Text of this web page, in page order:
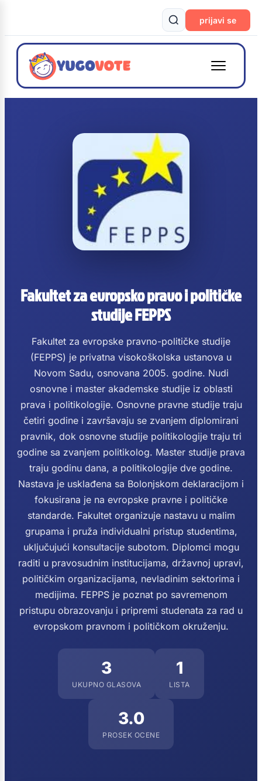
prijavi se
Fakultet za evropsko pravo i političke
studije FEPPS
Fakultet za evropske pravno-političke studije
(FEPPS) je privatna visokoškolska ustanova u
Novom Sadu, osnovana 2005. godine. Nudi
osnovne i master akademske studije iz oblasti
prava i politikologije. Osnovne pravne studije traju
četiri godine i završavaju se zvanjem diplomirani
pravnik, dok osnovne studije politikologije traju tri
godine sa zvanjem politikolog. Master studije prava
traju godinu dana, a politikologije dve godine.
Nastava je usklađena sa Bolonjskom deklaracijom i
fokusirana je na evropske pravne i političke
standarde. Fakultet organizuje nastavu u malim
grupama i pruža individualni pristup studentima,
uključujući konsultacije subotom. Diplomci mogu
raditi u pravosudnim institucijama, državnoj upravi,
političkim organizacijama, nevladinim sektorima i
medijima. FEPPS je poznat po savremenom
pristupu obrazovanju i pripremi studenata za rad u
evropskom pravnom i političkom okruženju.
3
UKUPNO GLASOVA
1
LISTA
3.0
PROSEK OCENE